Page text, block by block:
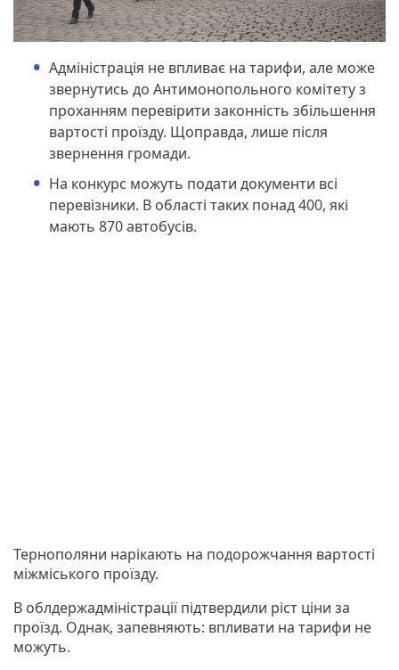
Адміністрація не впливає на тарифи, але може
звернутись до Антимонопольного комітету з
проханням перевірити законність збільшення
вартості проїзду. Щоправда, лише після
звернення громади.
На конкурс можуть подати документи всі
перевізники. В області таких понад 400, які
мають 870 автобусів.
Тернополяни нарікають на подорожчання вартості
міжміського проїзду.
В облдержадміністрації підтвердили ріст ціни за
проїзд. Однак, запевняють: впливати на тарифи не
можуть.